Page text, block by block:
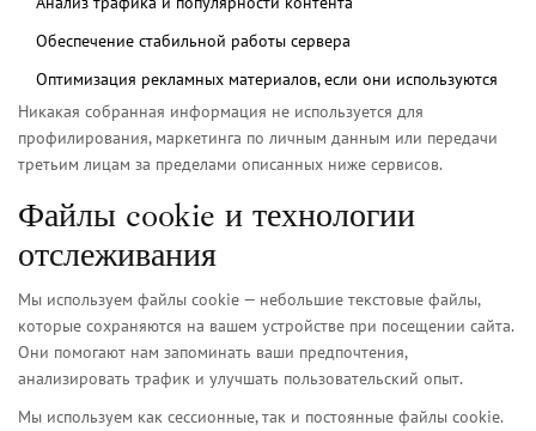
Обеспечение стабильной работы сервера
Оптимизация рекламных материалов, если они используются
Никакая собранная информация не используется для
профилирования, маркетинга по личным данным или передачи
третьим лицам за пределами описанных ниже сервисов.
Файлы cookie и технологии
отслеживания
Мы используем файлы cookie — небольшие текстовые файлы,
которые сохраняются на вашем устройстве при посещении сайта.
Они помогают нам запоминать ваши предпочтения,
анализировать трафик и улучшать пользовательский опыт.
Мы используем как сессионные, так и постоянные файлы cookie.